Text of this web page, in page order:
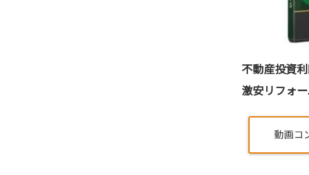
不動産投資
激安リフォ
動画コ